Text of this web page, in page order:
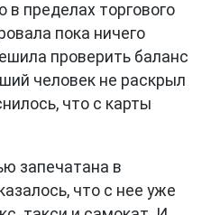
пределах торгового
пока ничего
проверить баланс
человек не раскрыл
что с карты
запечатана в
что с нее уже